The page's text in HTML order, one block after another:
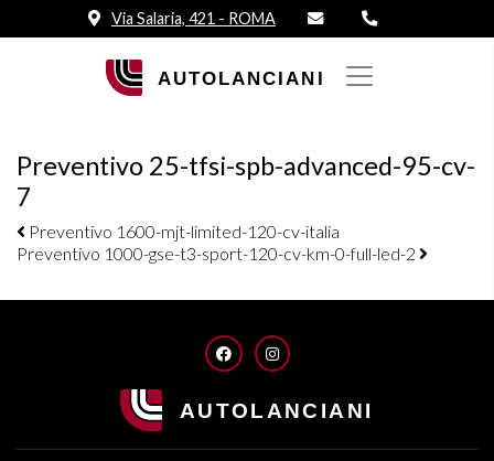
Via Salaria, 421 - ROMA
Preventivo 25-tfsi-spb-advanced-95-cv-
7
Navigazione elementi
Preventivo 1600-mjt-limited-120-cv-italia
Preventivo 1000-gse-t3-sport-120-cv-km-0-full-led-2
FACEBOOKINSTAGRAM